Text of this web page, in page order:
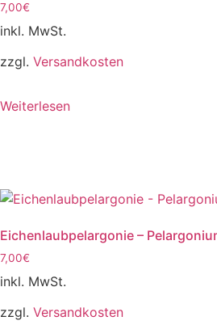
7,00€
inkl. MwSt.
zzgl. Versandkosten
Weiterlesen
Eichenlaubpelargonie –
7,00€
inkl. MwSt.
zzgl. Versandkosten